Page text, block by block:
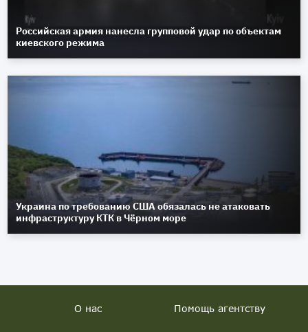
Российская армия нанесла групповой удар по объектам
киевского режима
Украина по требованию США обязалась не атаковать
инфраструктуру КТК в Чёрном море
О нас Помощь агентству